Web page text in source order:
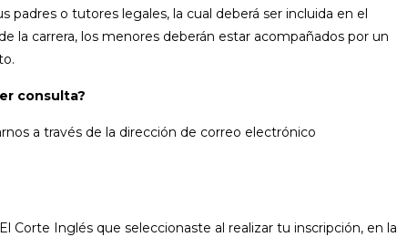
padres o tutores legales, la cual deberá ser incluida en el
la carrera, los menores deberán estar acompañados por un
consulta?
a través de la dirección de correo electrónico
Corte Inglés que seleccionaste al realizar tu inscripción, en la